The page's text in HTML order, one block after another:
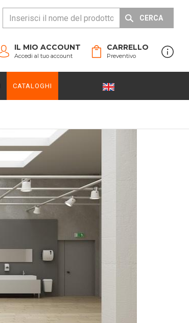
CERCA
CARRELLO
Preventivo
IL MIO ACCOUNT
Accedi al tuo account
CATALOGHI